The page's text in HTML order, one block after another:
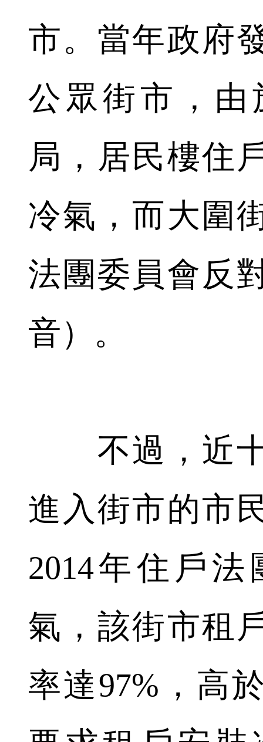
市。當年政府
公眾街市，由
局，居民樓住
冷氣，而大圍
法團委員會反
音）。
不過，近十
進入街市的市
2014年住戶
氣，該街市租
率達97%，高